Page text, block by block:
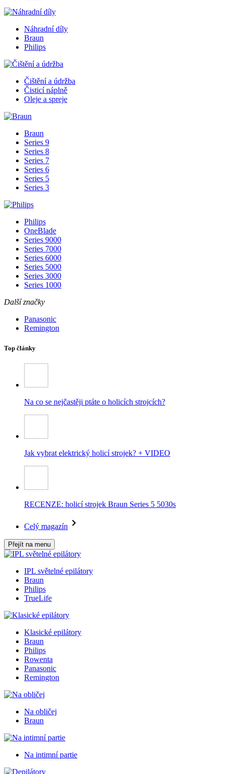
Náhradní díly
Braun
Philips
Čištění a údržba
Čisticí náplně
Oleje a spreje
Braun
Series 9
Series 8
Series 7
Series 6
Series 5
Series 3
Philips
OneBlade
Series 9000
Series 7000
Series 6000
Series 5000
Series 3000
Series 1000
Další značky
Panasonic
Remington
Top články
Na co se nejčastěji ptáte o holicích strojcích?
Jak vybrat elektrický holicí strojek? + VIDEO
RECENZE: holicí strojek Braun Series 5 5030s
Celý magazín
Přejít na menu
IPL světelné epilátory
Braun
Philips
TrueLife
Klasické epilátory
Braun
Philips
Rowenta
Panasonic
Remington
Na obličej
Braun
Na intimní partie